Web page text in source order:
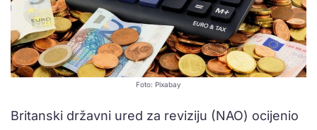
Foto: Pixabay
Britanski državni ured za reviziju (NAO) ocijenio